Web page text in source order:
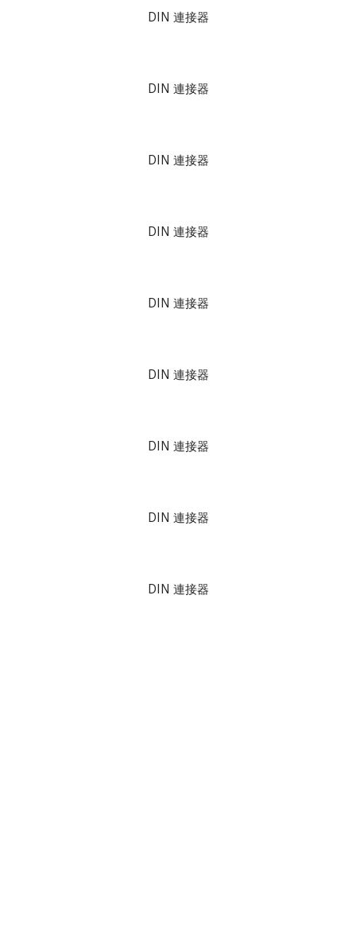
DIN 連接器
DIN 連接器
DIN 連接器
DIN 連接器
DIN 連接器
DIN 連接器
DIN 連接器
DIN 連接器
DIN 連接器